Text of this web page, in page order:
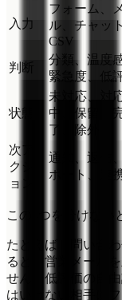
入力
フォーム、
ル、チャット
CSV
判断
分類、温度感
緊急度、低
状態
未対応、対
中、保留、
了、除外
次ア
クシ
ョン
通知、返信
ポート、連
この4つを分けない
たとえば「問い合
ると、営業メール
せん。低評価の自
はいけない相手に